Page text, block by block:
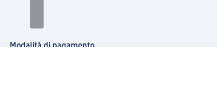
Modalità di pagamento